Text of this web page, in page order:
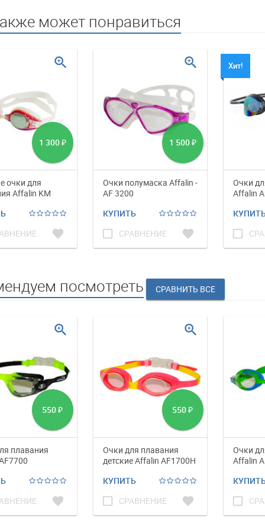
может понравиться
1 300 ₽
очки для
Affalin KM
favorite
zoom_in
1 500 ₽
Очки полумаска Affalin -
AF 3200
КУПИТЬ
check_box_outline_blank СРАВНЕНИЕ favorite
zoom_in Хит!
Очки
Affalin
check_box_outline_blank
посмотреть
550 ₽
плавания
favorite
zoom_in
550 ₽
Очки для плавания
детские Affalin AF1700H
КУПИТЬ
check_box_outline_blank СРАВНЕНИЕ favorite
zoom_in
Очки
Affalin
check_box_outline_blank